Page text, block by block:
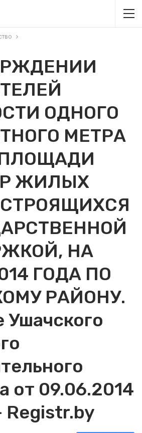
ОДНОГО
МЕТРА
ЖИЛЫХ
НА
ГОДА ПО
РАЙОНУ.
Ушачского
от 09.06.2014